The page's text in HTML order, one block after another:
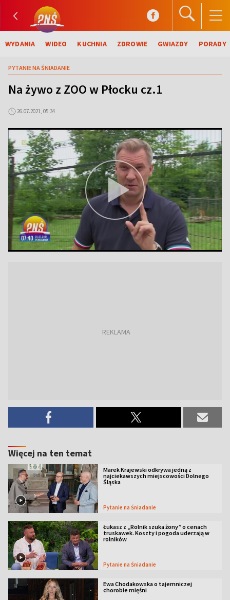
WYDANIA WIDEO KUCHNIA ZDROWIE GWIAZDY PORADY
PYTANIE NA ŚNIADANIE
Na żywo z ZOO w Płocku cz.1
26.07.2021, 05:34
Więcej na ten temat
Marek Krajewski odkrywa jedną z
najciekawszych miejscowości Dolnego
Śląska
Pytanie na Śniadanie
Łukasz z „Rolnik szuka żony” o cenach
truskawek. Koszty i pogoda uderzają w
rolników
Pytanie na Śniadanie
Ewa Chodakowska o tajemniczej
chorobie mięśni